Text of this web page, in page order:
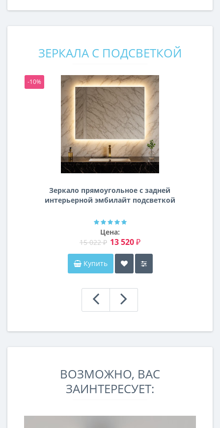
ЗЕРКАЛА С ПОДСВЕТКОЙ
-10%
Зеркало прямоугольное с задней
интерьерной эмбилайт подсветкой
Цена:
15 022 ₽ 13 520 ₽
Купить
ВОЗМОЖНО, ВАС
ЗАИНТЕРЕСУЕТ: